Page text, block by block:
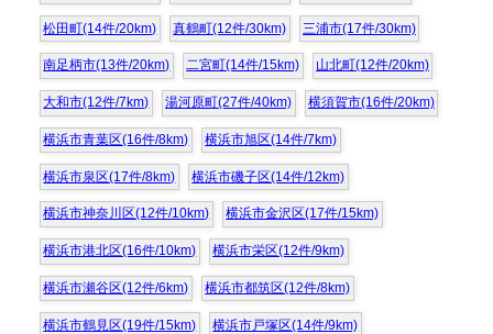
松田町(14件/20km) 真鶴町(12件/30km) 三浦市(17件/30km)
南足柄市(13件/20km) 二宮町(14件/15km) 山北町(12件/20km)
大和市(12件/7km) 湯河原町(27件/40km) 横須賀市(16件/20km)
横浜市青葉区(16件/8km) 横浜市旭区(14件/7km)
横浜市泉区(17件/8km) 横浜市磯子区(14件/12km)
横浜市神奈川区(12件/10km) 横浜市金沢区(17件/15km)
横浜市港北区(16件/10km) 横浜市栄区(12件/9km)
横浜市瀬谷区(12件/6km) 横浜市都筑区(12件/8km)
横浜市鶴見区(19件/15km) 横浜市戸塚区(14件/9km)